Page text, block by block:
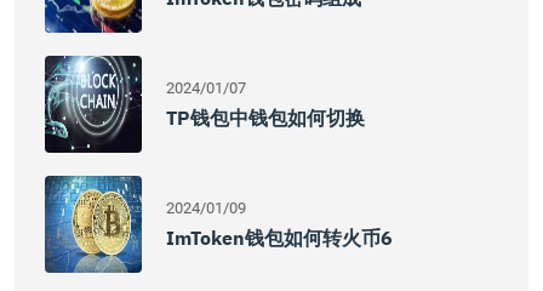
2024/01/07
TP钱包中钱包如何切换
2024/01/09
ImToken钱包如何转火币6